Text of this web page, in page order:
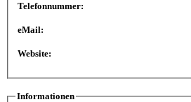
Telefonnummer:
eMail:
Website:
Informationen